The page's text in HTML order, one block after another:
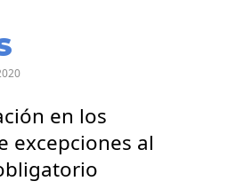
en los
excepciones al